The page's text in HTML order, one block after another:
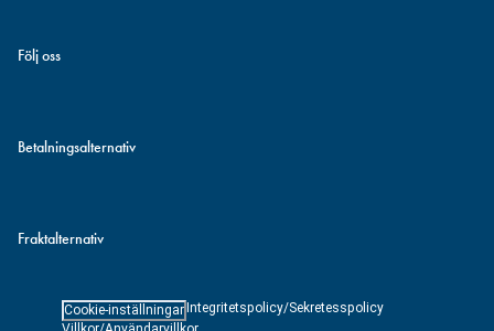
Följ oss
Betalningsalternativ
Fraktalternativ
Cookie-inställningar Integritetspolicy/Sekretesspolicy